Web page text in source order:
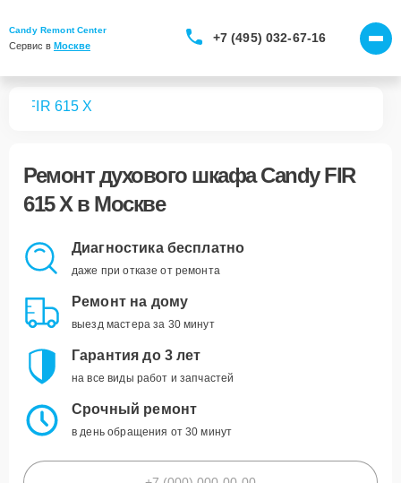
Candy Remont Center
Сервис в Москве
+7 (495) 032-67-16
FIR 615 X
Ремонтдухового шкафа Candy FIR
615 Xв Москве
Диагностика бесплатно
даже при отказе от ремонта
Ремонт на дому
выезд мастера за 30 минут
Гарантия до 3 лет
на все виды работ и запчастей
Срочный ремонт
в день обращения от 30 минут